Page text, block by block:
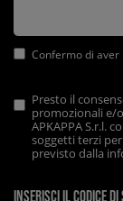
Confermo di
Presto il
promozionali e/
APKAPPA S.r.l.
soggetti terzi
previsto dalla
Inserisci il codice di